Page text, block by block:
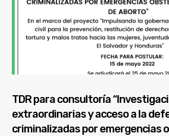
TDR para consultoría
extraordinarias y acceso a la
criminalizadas por emergencias